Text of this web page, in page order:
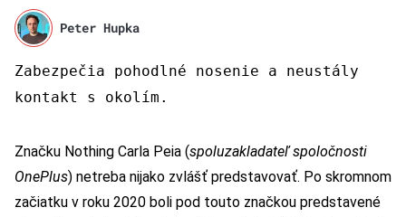
Peter Hupka
Zabezpečia pohodlné nosenie a neustály
kontakt s okolím.
Značku Nothing Carla Peia (spoluzakladateľ spoločnosti
OnePlus) netreba nijako zvlášť predstavovať. Po skromnom
začiatku v roku 2020 boli pod touto značkou predstavené